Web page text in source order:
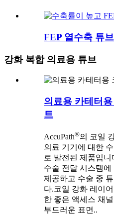
FEP 열수축 튜
강화 복합 의료용 튜브
의료용 카테터
트
AccuPath®의 코일
의료 기기에 대한
로 발전된 제품입
수술 전달 시스템
제공하고 수술 중
다.코일 강화 레이
한 좋은 액세스 채
부드러운 표면..